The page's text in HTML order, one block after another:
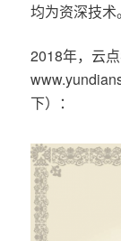
均为资深技术。
2018年，云点
下）：